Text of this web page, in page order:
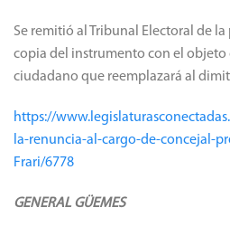
Se remitió al Tribunal Electoral de
copia del instrumento con el objeto
ciudadano que reemplazará al
https://
la-renuncia-al-cargo-de-concejal-
Frari/6778
GENERAL GÜEMES